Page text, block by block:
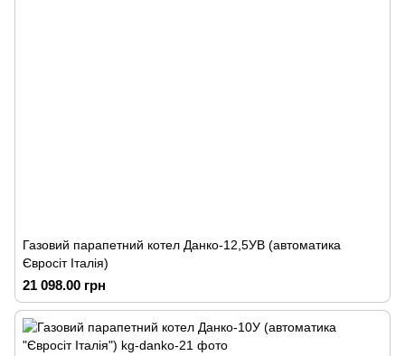
Газовий парапетний котел Данко-12,5УВ (автоматика
Євросіт Італія)
21 098.00 грн